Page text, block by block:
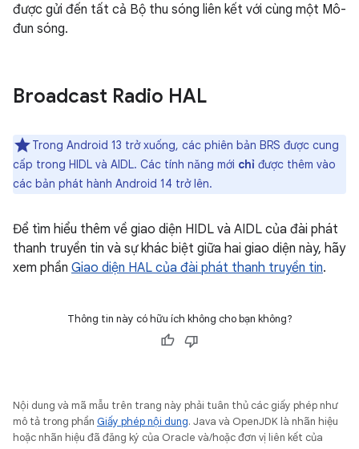
được gửi đến tất cả Bộ thu sóng liên kết với cùng một Mô-
đun sóng.
Broadcast Radio HAL
Trong Android 13 trở xuống, các phiên bản BRS được cung
cấp trong HIDL và AIDL. Các tính năng mới chỉ được thêm vào
các bản phát hành Android 14 trở lên.
Để tìm hiểu thêm về giao diện HIDL và AIDL của đài phát
thanh truyền tin và sự khác biệt giữa hai giao diện này, hãy
xem phần Giao diện HAL của đài phát thanh truyền tin.
Thông tin này có hữu ích không cho bạn không?
Nội dung và mã mẫu trên trang này phải tuân thủ các giấy phép như
mô tả trong phần Giấy phép nội dung. Java và OpenJDK là nhãn hiệu
hoặc nhãn hiệu đã đăng ký của Oracle và/hoặc đơn vị liên kết của